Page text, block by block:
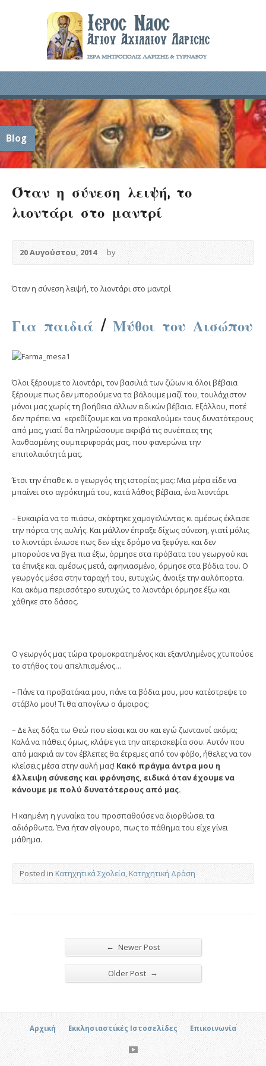
Blog
Όταν η σύνεση λειψή, το
λιοντάρι στο μαντρί
20 Αυγούστου, 2014 by
Όταν η σύνεση λειψή, το λιοντάρι στο μαντρί
Για παιδιά / Μύθοι του Αισώπου
Όλοι ξέρουμε το λιοντάρι, τον βασιλιά των ζώων κι όλοι βέβαια
ξέρουμε πως δεν μπορούμε να τα βάλουμε μαζί του, τουλάχιστον
μόνοι μας χωρίς τη βοήθεια άλλων ειδικών βέβαια. Εξάλλου, ποτέ
δεν πρέπει να «ερεθίζουμε και να προκαλούμε» τους δυνατότερους
από μας, γιατί θα πληρώσουμε ακριβά τις συνέπειες της
λανθασμένης συμπεριφοράς μας, που φανερώνει την
επιπολαιότητά μας.
Έτσι την έπαθε κι ο γεωργός της ιστορίας μας: Μια μέρα είδε να
μπαίνει στο αγρόκτημά του, κατά λάθος βέβαια, ένα λιοντάρι.
– Ευκαιρία να το πιάσω, σκέφτηκε χαμογελώντας κι αμέσως έκλεισε
την πόρτα της αυλής. Και μάλλον έπραξε δίχως σύνεση, γιατί μόλις
το λιοντάρι ένιωσε πως δεν είχε δρόμο να ξεφύγει και δεν
μπορούσε να βγει πια έξω, όρμησε στα πρόβατα του γεωργού και
τα έπνιξε και αμέσως μετά, αφηνιασμένο, όρμησε στα βόδια του. Ο
γεωργός μέσα στην ταραχή του, ευτυχώς, άνοιξε την αυλόπορτα.
Και ακόμα περισσότερο ευτυχώς, το λιοντάρι όρμησε έξω και
χάθηκε στο δάσος.
Ο γεωργός μας τώρα τρομοκρατημένος και εξαντλημένος χτυπούσε
το στήθος του απελπισμένος…
– Πάνε τα προβατάκια μου, πάνε τα βόδια μου, μου κατέστρεψε το
στάβλο μου! Τι θα απογίνω ο άμοιρος;
– Δε λες δόξα τω Θεώ που είσαι και συ και εγώ ζωντανοί ακόμα;
Kαλά να πάθεις όμως, κλάψε για την απερισκεψία σου. Αυτόν που
από μακριά αν τον έβλεπες θα έτρεμες από τον φόβο, ήθελες να τον
κλείσεις μέσα στην αυλή μας! Κακό πράγμα άντρα μου η
έλλειψη σύνεσης και φρόνησης, ειδικά όταν έχουμε να
κάνουμε με πολύ δυνατότερους από μας.
Η καημένη η γυναίκα του προσπαθούσε να διορθώσει τα
αδιόρθωτα. Ένα ήταν σίγουρο, πως το πάθημα του είχε γίνει
μάθημα.
Posted in Κατηχητικά Σχολεία,Κατηχητική Δράση
← Newer Post
Older Post →
Αρχική Εκκλησιαστικές Ιστοσελίδες Επικοινωνία